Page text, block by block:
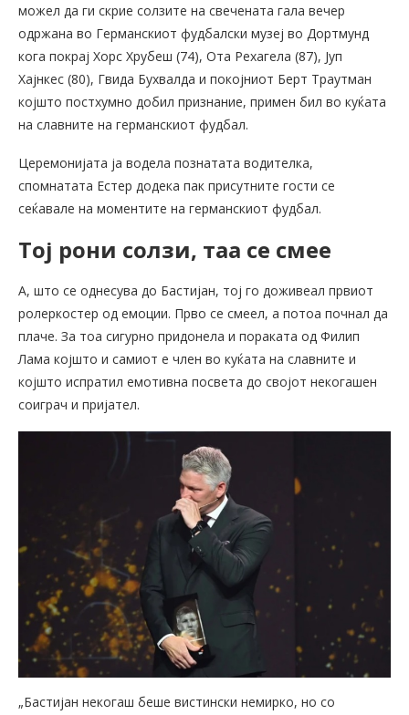
можел да ги скрие солзите на свечената гала вечер
одржана во Германскиот фудбалски музеј во Дортмунд
кога покрај Хорс Хрубеш (74), Ота Рехагела (87), Јуп
Хајнкес (80), Гвида Бухвалда и покојниот Берт Траутман
којшто постхумно добил признание, примен бил во куќата
на славните на германскиот фудбал.
Церемонијата ја водела познатата водителка,
спомнатата Естер додека пак присутните гости се
сеќавале на моментите на германскиот фудбал.
Тој рони солзи, таа се смее
А, што се однесува до Бастијан, тој го доживеал првиот
ролеркостер од емоции. Прво се смеел, а потоа почнал да
плаче. За тоа сигурно придонела и пораката од Филип
Лама којшто и самиот е член во куќата на славните и
којшто испратил емотивна посвета до својот некогашен
соиграч и пријател.
„Бастијан некогаш беше вистински немирко, но со